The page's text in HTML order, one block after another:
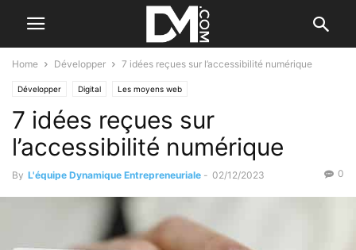
Home Développer 7 idées reçues sur l’accessibilité numérique
Développer Digital Les moyens web
7 idées reçues sur
l’accessibilité numérique
By L'équipe Dynamique Entrepreneuriale - 02/12/2023 0